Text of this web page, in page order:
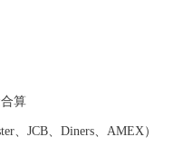
るさと納税事務局 電話
ＦＡＸ：050-3488-0889 メ
算
、JCB、Diners、AMEX）